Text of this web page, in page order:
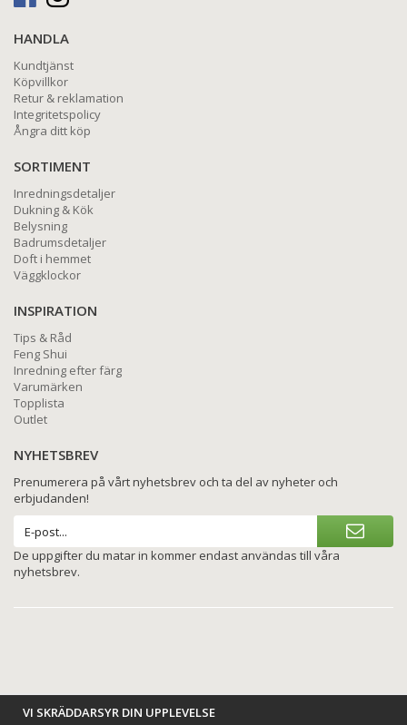
HANDLA
Kundtjänst
Köpvillkor
Retur & reklamation
Integritetspolicy
Ångra ditt köp
SORTIMENT
Inredningsdetaljer
Dukning & Kök
Belysning
Badrumsdetaljer
Doft i hemmet
Väggklockor
INSPIRATION
Tips & Råd
Feng Shui
Inredning efter färg
Varumärken
Topplista
Outlet
NYHETSBREV
Prenumerera på vårt nyhetsbrev och ta del av nyheter och
erbjudanden!
De uppgifter du matar in kommer endast användas till våra
nyhetsbrev.
BETALNINGSALTERNATIV
VI SKRÄDDARSYR DIN UPPLEVELSE